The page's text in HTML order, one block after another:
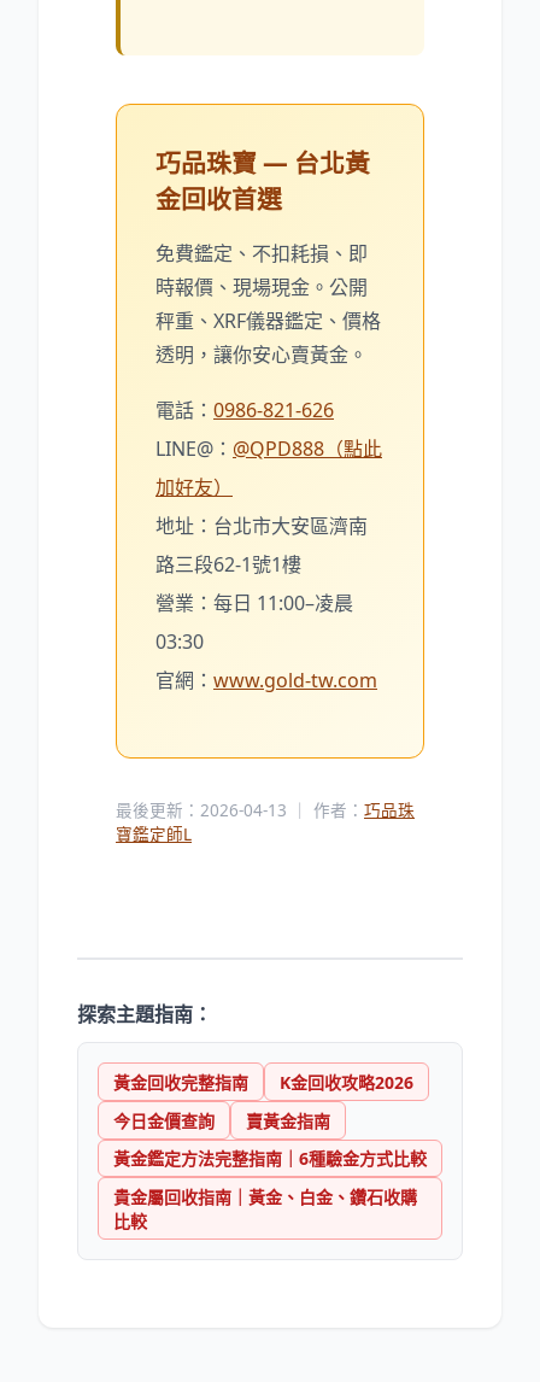
巧品珠寶 — 台北黃
金回收首選
免費鑑定、不扣耗損、即
時報價、現場現金。公開
秤重、XRF儀器鑑定、價格
透明，讓你安心賣黃金。
電話： 0986-821-626
LINE@： @QPD888（點此
加好友）
地址：台北市大安區濟南
路三段62-1號1樓
營業：每日 11:00–凌晨
03:30
官網： www.gold-tw.com
最後更新：2026-04-13 ｜ 作者： 巧品珠
寶鑑定師L
探索主題指南：
黃金回收完整指南
K金回收攻略2026
今日金價查詢
賣黃金指南
黃金鑑定方法完整指南｜6種驗金方式比較
貴金屬回收指南｜黃金、白金、鑽石收購
比較